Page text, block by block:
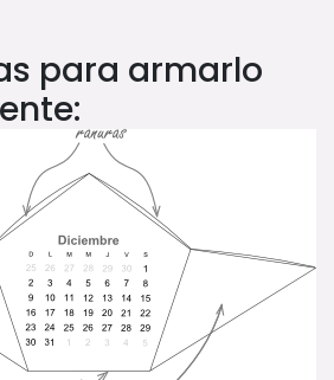
para armarlo